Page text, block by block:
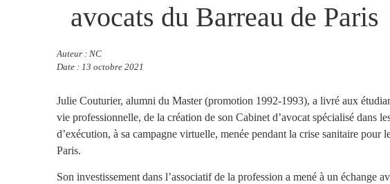
avocats du Barreau de Paris
Auteur : NC
Date : 13 octobre 2021
Julie Couturier, alumni du Master (promotion 1992-1993), a livré aux
vie professionnelle, de la création de son Cabinet d’avocat spécialisé dans
d’exécution, à sa campagne virtuelle, menée pendant la crise sanitaire pour
Paris.
Son investissement dans l’associatif de la profession a mené à un échange